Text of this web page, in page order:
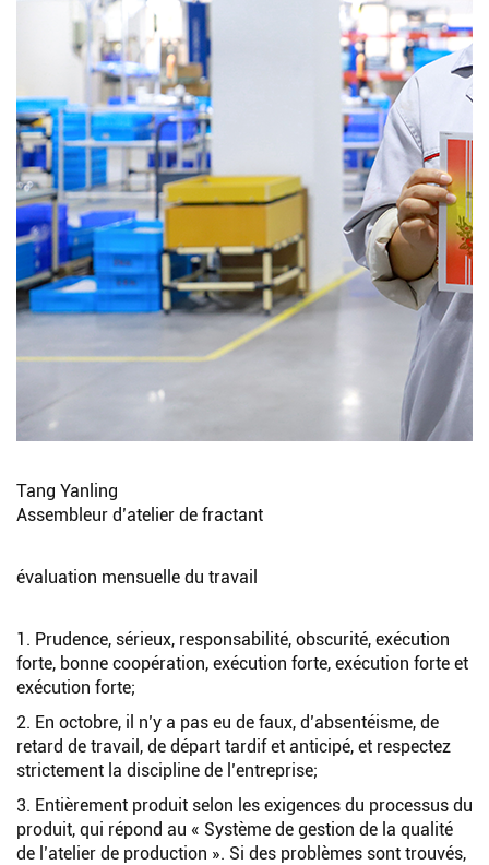
Tang Yanling
Assembleur d’atelier de fractant
évaluation mensuelle du travail
1. Prudence, sérieux, responsabilité, obscurité, exécution
forte, bonne coopération, exécution forte, exécution forte et
exécution forte;
2. En octobre, il n’y a pas eu de faux, d’absentéisme, de
retard de travail, de départ tardif et anticipé, et respectez
strictement la discipline de l’entreprise;
3. Entièrement produit selon les exigences du processus du
produit, qui répond au « Système de gestion de la qualité
de l’atelier de production ». Si des problèmes sont trouvés,
Rechercher